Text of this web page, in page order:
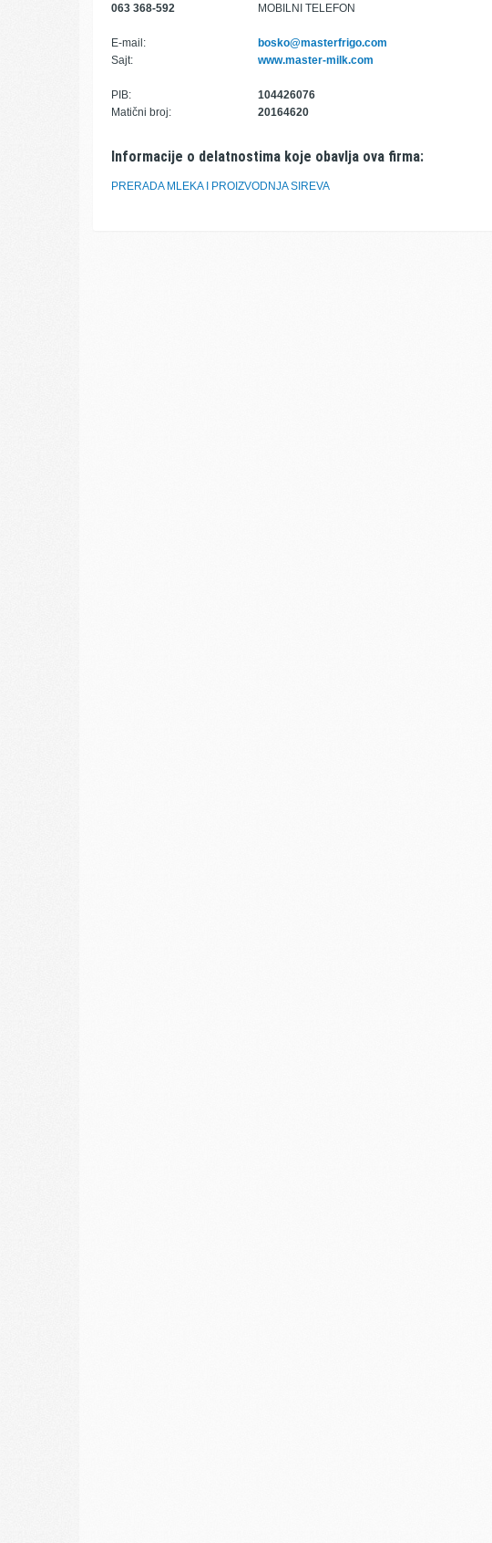
063 368-592
MOBILNI TELEFON
E-mail:
bosko@masterfrigo.com
Sajt:
www.master-milk.com
PIB:
104426076
Matični broj:
20164620
Informacije o delatnostima koje obavlja ova firma:
PRERADA MLEKA I PROIZVODNJA SIREVA